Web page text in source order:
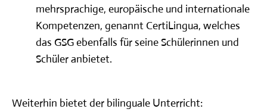
mehrsprachige, europäische und internationale
Kompetenzen, genannt CertiLingua, welches
das GSG ebenfalls für seine Schülerinnen und
Schüler anbietet.
Weiterhin bietet der bilinguale Unterricht: